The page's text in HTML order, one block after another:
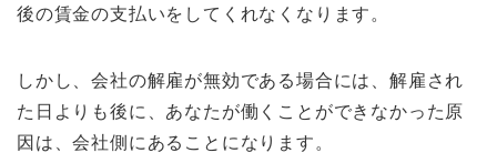
後の賃金の支払いをしてくれなくなります。
しかし、会社の解雇が無効である場合には、解雇され
た日よりも後に、あなたが働くことができなかった原
因は、会社側にあることになります。